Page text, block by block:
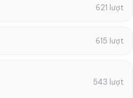
621 lượt
615 lượt
543 lượt